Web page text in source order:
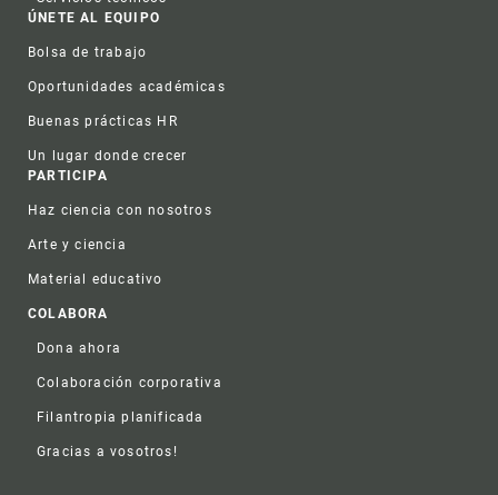
ÚNETE AL EQUIPO
Bolsa de trabajo
Oportunidades académicas
Buenas prácticas HR
Un lugar donde crecer
PARTICIPA
Haz ciencia con nosotros
Arte y ciencia
Material educativo
COLABORA
Dona ahora
Colaboración corporativa
Filantropia planificada
Gracias a vosotros!